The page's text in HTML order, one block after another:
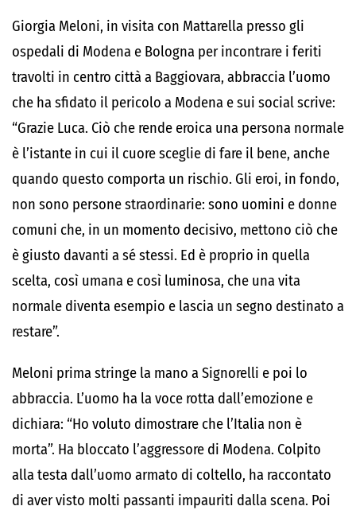
Giorgia Meloni, in visita con Mattarella presso gli
ospedali di Modena e Bologna per incontrare i feriti
travolti in centro città a Baggiovara, abbraccia l’uomo
che ha sfidato il pericolo a Modena e sui social scrive:
“Grazie Luca. Ciò che rende eroica una persona normale
è l’istante in cui il cuore sceglie di fare il bene, anche
quando questo comporta un rischio. Gli eroi, in fondo,
non sono persone straordinarie: sono uomini e donne
comuni che, in un momento decisivo, mettono ciò che
è giusto davanti a sé stessi. Ed è proprio in quella
scelta, così umana e così luminosa, che una vita
normale diventa esempio e lascia un segno destinato a
restare”.
Meloni prima stringe la mano a Signorelli e poi lo
abbraccia. L’uomo ha la voce rotta dall’emozione e
dichiara: “Ho voluto dimostrare che l’Italia non è
morta”. Ha bloccato l’aggressore di Modena. Colpito
alla testa dall’uomo armato di coltello, ha raccontato
di aver visto molti passanti impauriti dalla scena. Poi